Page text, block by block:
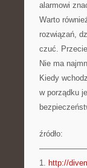
alarmowi
Warto
rozwiązań,
czuć.
Nie ma
Kiedy
w porządku
źródło:
1. http://